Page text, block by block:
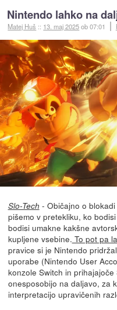
Nintendo lahko na
Matej Huš :: 13. maj 2025ob 07:01
Slo-Tech - Običajno o
pišemo v pretekliku, ko
bodisi umakne kakšne
kupljene vsebine. To pot pa
pravice si je Nintendo
uporabe (Nintendo User
konzole Switch in
onesposobijo na daljavo, za
interpretacijo upravičenih